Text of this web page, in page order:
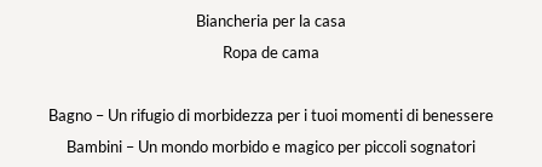
Biancheria per la casa
Ropa de cama
Bagno – Un rifugio di morbidezza per i tuoi momenti di benessere
Bambini – Un mondo morbido e magico per piccoli sognatori